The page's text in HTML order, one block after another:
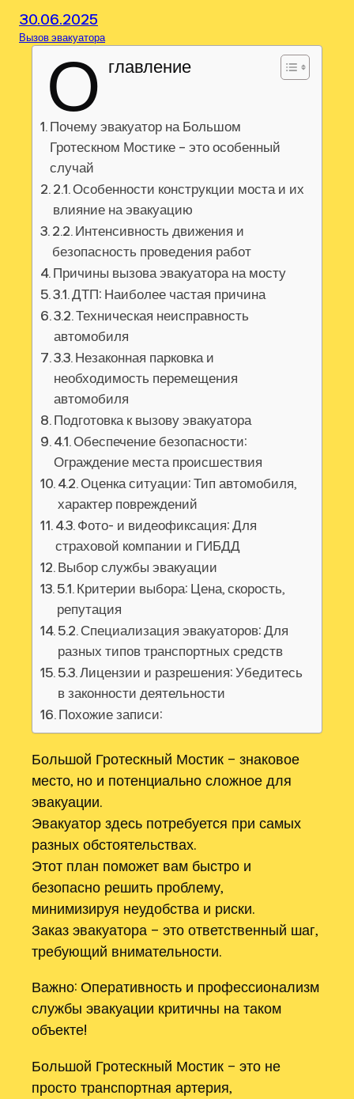
30.06.2025
Вызов эвакуатора
О главление
Почему эвакуатор на Большом
Гротескном Мостике – это особенный
случай
2.1. Особенности конструкции моста и их
влияние на эвакуацию
2.2. Интенсивность движения и
безопасность проведения работ
Причины вызова эвакуатора на мосту
3.1. ДТП: Наиболее частая причина
3.2. Техническая неисправность
автомобиля
3.3. Незаконная парковка и
необходимость перемещения
автомобиля
Подготовка к вызову эвакуатора
4.1. Обеспечение безопасности:
Ограждение места происшествия
4.2. Оценка ситуации: Тип автомобиля,
характер повреждений
4.3. Фото- и видеофиксация: Для
страховой компании и ГИБДД
Выбор службы эвакуации
5.1. Критерии выбора: Цена, скорость,
репутация
5.2. Специализация эвакуаторов: Для
разных типов транспортных средств
5.3. Лицензии и разрешения: Убедитесь
в законности деятельности
Похожие записи:
Большой Гротескный Мостик – знаковое
место, но и потенциально сложное для
эвакуации.
Эвакуатор здесь потребуется при самых
разных обстоятельствах.
Этот план поможет вам быстро и
безопасно решить проблему,
минимизируя неудобства и риски.
Заказ эвакуатора – это ответственный шаг,
требующий внимательности.
Важно: Оперативность и профессионализм
службы эвакуации критичны на таком
объекте!
Большой Гротескный Мостик – это не
просто транспортная артерия,